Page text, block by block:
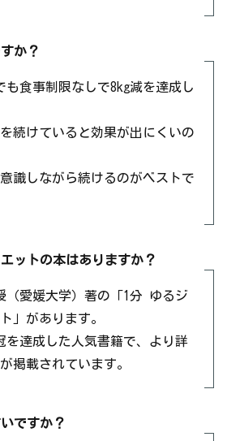
か？
食事制限なしで8kg減を達成し
続けていると効果が出にくいの
識しながら続けるのがベストで
ットの本はありますか？
（愛媛大学）著の「1分 ゆるジ
」があります。
を達成した人気書籍で、より詳
掲載されています。
ですか？